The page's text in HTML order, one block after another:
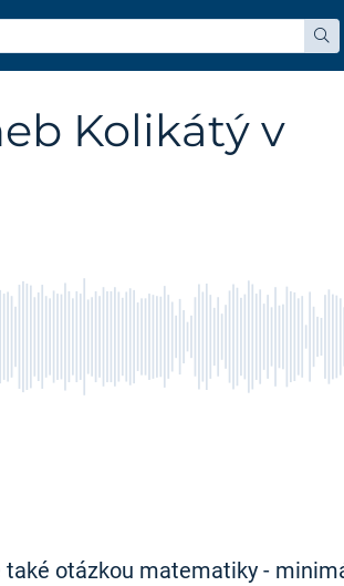
Kolikátý v
také otázkou matematiky -